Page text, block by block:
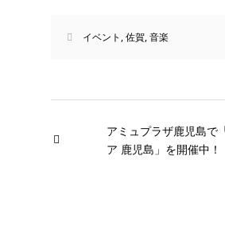
イベント ,佐賀,音楽
アミュプラザ鹿児島で
ア 鹿児島」を開催中！